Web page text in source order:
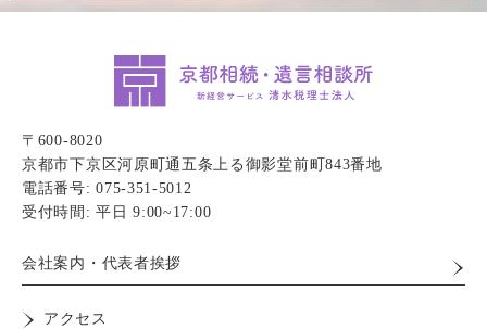
〒600-8020
京都市下京区河原町通五条上る御影堂前町843番地
電話番号: 075-351-5012
受付時間: 平日 9:00~17:00
会社案内・代表者挨拶
アクセス